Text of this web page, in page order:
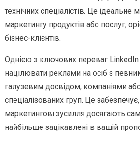
технічних спеціалістів. Це ідеальне
маркетингу продуктів або послуг,
бізнес-клієнтів.
Однією з ключових переваг LinkedIn
націлювати реклами на осіб з
галузевим досвідом, компаніями
спеціалізованих груп. Це
маркетингові зусилля досягають
найбільше зацікавлені в вашій